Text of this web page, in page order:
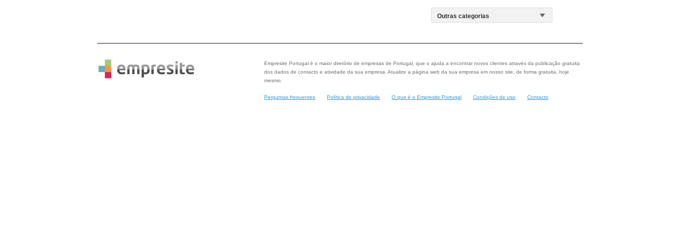
Empresite Portugal é o maior diretório de empresas de Portugal, que o ajuda a encontrar novos clientes através da publicação gratuita
dos dados de contacto e atividade da sua empresa. Atualize a página web da sua empresa em nosso site, de forma gratuita, hoje
mesmo.
Perguntas frequentes Política de privacidade O que é o Empresite Portugal Condições de uso Contacto